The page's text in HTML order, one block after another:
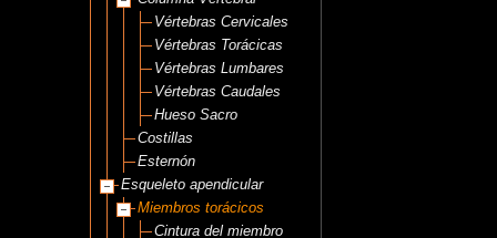
Vértebras Cervicales
Vértebras Torácicas
Vértebras Lumbares
Vértebras Caudales
Hueso Sacro
Costillas
Esternón
Esqueleto apendicular
Miembros torácicos
Cintura del miembro